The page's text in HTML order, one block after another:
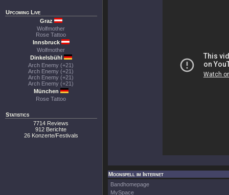
Upcoming Live
Graz
Wolfmother
Rose Tattoo
Innsbruck
Wolfmother
Dinkelsbühl
Arch Enemy (+21)
Arch Enemy (+21)
Arch Enemy (+21)
Arch Enemy (+21)
München
Rose Tattoo
Statistics
7714 Reviews
912 Berichte
26 Konzerte/Festivals
Moonspell im Internet
Bandhomepage
MySpace